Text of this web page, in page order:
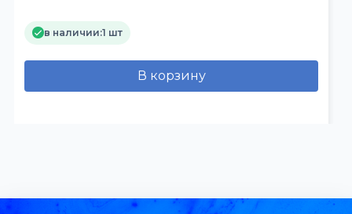
в наличии:1 шт
В корзину